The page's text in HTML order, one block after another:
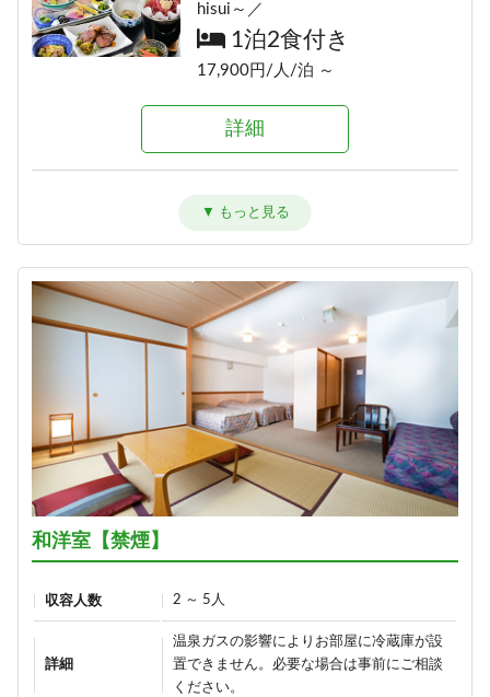
hisui～／
1泊2食付き
17,900円/人/泊 ～
詳細
hekiraku～／
1泊2食付き
20,100円/人/泊 ～
詳細
ひすい色の温泉の熊の湯＼1泊2食
お試しプラン～萌葱moegi～／
1泊2食付き
「りんごで育った信州牛」だけを
使った≪1泊2食最高級肉肉プラン
和洋室【禁煙】
収容人数 2 ～ 5人
詳細
温泉ガスの影響によりお部屋に冷蔵庫が設
置できません。必要な場合は事前にご相談
ください。